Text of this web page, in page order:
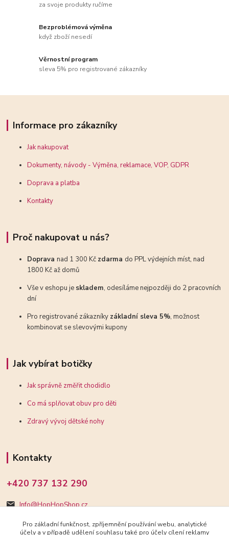
za svoje produkty ručíme
Bezproblémová výměna
když zboží nesedí
Věrnostní program
sleva 5% pro registrované zákazníky
Informace pro zákazníky
Jak nakupovat
Dokumenty, návody - Výměna, reklamace, VOP, GDPR
Doprava a platba
Kontakty
Proč nakupovat u nás?
Dopravanad 1 300 Kč zdarma do PPL výdejních míst, nad
1800 Kč až domů
Vše v eshopu je skladem, odesíláme nejpozději do 2 pracovních
dní
Pro registrované zákazníky základní sleva 5%, možnost
kombinovat se slevovými kupony
Jak vybírat botičky
Jak správně změřit chodidlo
Co má splňovat obuv pro děti
Zdravý vývoj dětské nohy
Kontakty
+420 737 132 290
Info@HopHopShop.cz
Pro základní funkčnost, zpříjemnění používání webu, analytické
účely a v případě udělení souhlasu také pro účely cílení reklamy